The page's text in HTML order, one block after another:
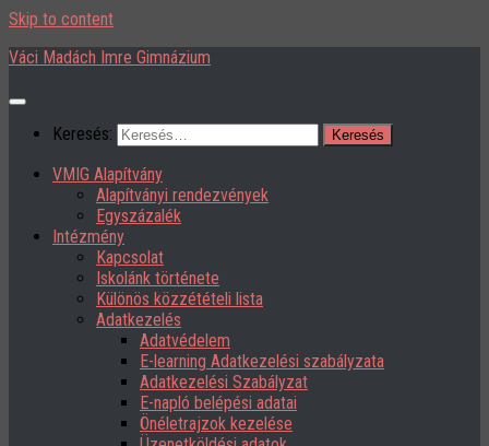
Skip to content
Váci Madách Imre Gimnázium
Keresés:
VMIG Alapítvány
Alapítványi rendezvények
Egyszázalék
Intézmény
Kapcsolat
Iskolánk története
Különös közzétételi lista
Adatkezelés
Adatvédelem
E-learning Adatkezelési szabályzata
Adatkezelési Szabályzat
E-napló belépési adatai
Önéletrajzok kezelése